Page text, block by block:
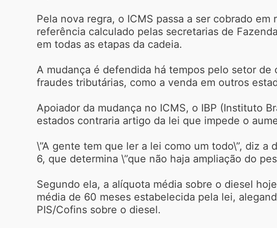
Pela nova regra, o ICMS passa a ser cobrado
referência calculado pelas secretarias de
em todas as etapas da cadeia.
A mudança é defendida há tempos pelo setor
fraudes tributárias, como a venda em outros
Apoiador da mudança no ICMS, o IBP (Instituto
estados contraria artigo da lei que impede o
\”A gente tem que ler a lei como um todo\”, diz
6, que determina \”que não haja ampliação do
Segundo ela, a alíquota média sobre o diesel
média de 60 meses estabelecida pela lei,
PIS/Cofins sobre o diesel.